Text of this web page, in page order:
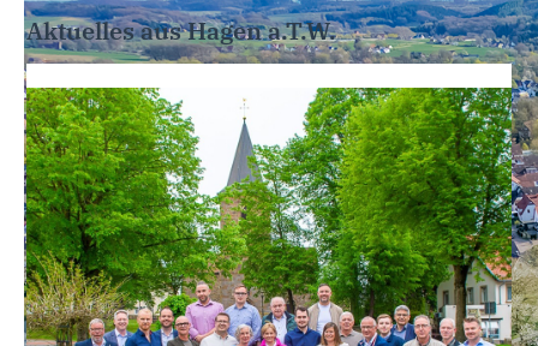
Aktuelles aus Hagen a.T.W.